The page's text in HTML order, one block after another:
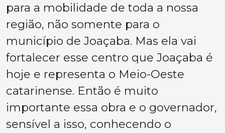
para a mobilidade de toda a nossa
região, não somente para o
município de Joaçaba. Mas ela vai
fortalecer esse centro que Joaçaba é
hoje e representa o Meio-Oeste
catarinense. Então é muito
importante essa obra e o governador,
sensível a isso, conhecendo o